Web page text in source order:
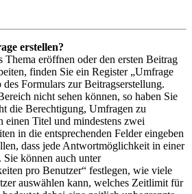
erstellen?
Thema eröffnen oder den ersten Beitrag
finden Sie ein Register „Umfrage
des Formulars zur Beitragserstellung.
nicht sehen können, so haben Sie
die Berechtigung, Umfragen zu
einen Titel und mindestens zwei
in die entsprechenden Felder eingeben
dass jede Antwortmöglichkeit in einer
Sie können auch unter
pro Benutzer“ festlegen, wie viele
auswählen kann, welches Zeitlimit für